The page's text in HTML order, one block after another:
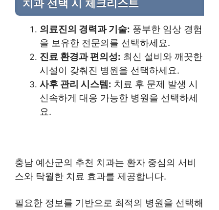
치과 선택 시 체크리스트
의료진의 경력과 기술: 풍부한 임상 경험
을 보유한 전문의를 선택하세요.
진료 환경과 편의성: 최신 설비와 깨끗한
시설이 갖춰진 병원을 선택하세요.
사후 관리 시스템: 치료 후 문제 발생 시
신속하게 대응 가능한 병원을 선택하세
요.
충남 예산군의 추천 치과는 환자 중심의 서비
스와 탁월한 치료 효과를 제공합니다.
필요한 정보를 기반으로 최적의 병원을 선택해